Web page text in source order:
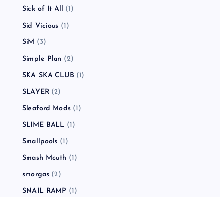
Sick of It All (1)
Sid Vicious (1)
SiM (3)
Simple Plan (2)
SKA SKA CLUB (1)
SLAYER(2)
Sleaford Mods(1)
SLIME BALL (1)
Smallpools (1)
Smash Mouth (1)
smorgas (2)
SNAIL RAMP (1)